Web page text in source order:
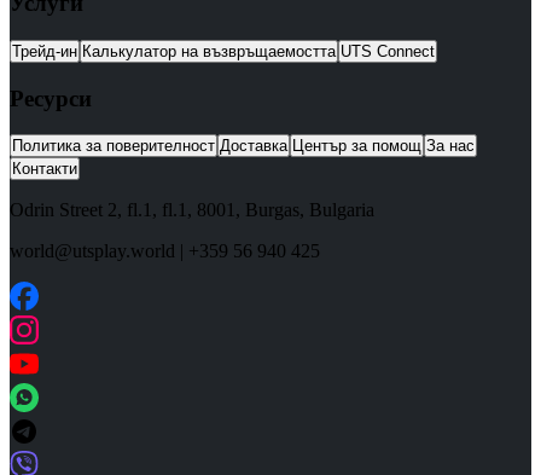
Трейд-ин Калькулатор на възвръщаемостта UTS Connect
Ресурси
Политика за поверителност Доставка Център за помощ За нас
Контакти
Odrin Street 2, fl.1, fl.1, 8001, Burgas, Bulgaria
world@utsplay.world | +359 56 940 425